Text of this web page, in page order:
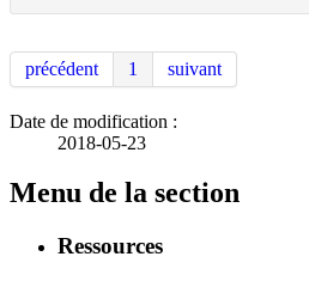
précédent 1 suivant
Date de modification :
2018-05-23
Menu de la section
Ressources